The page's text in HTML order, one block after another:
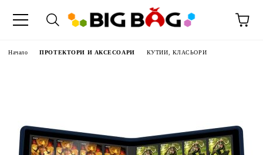
Начало ПРОТЕКТОРИ И АКСЕСОАРИ КУТИИ, КЛАСЬОРИ